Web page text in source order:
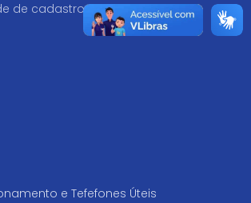
de cadastro.
e Tefefones Úteis